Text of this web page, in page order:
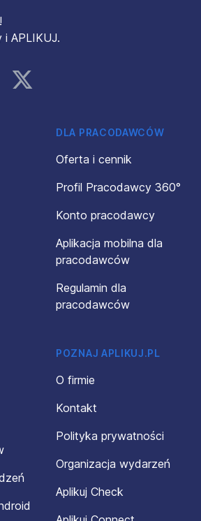
APLIKUJ.
Instagram
DLA PRACODAWCÓW
Oferta i cennik
Profil Pracodawcy 360°
Konto pracodawcy
Aplikacja mobilna dla
pracodawców
Regulamin dla
pracodawców
POZNAJ APLIKUJ.PL
O firmie
Kontakt
Polityka prywatności
Organizacja wydarzeń
Aplikuj Check